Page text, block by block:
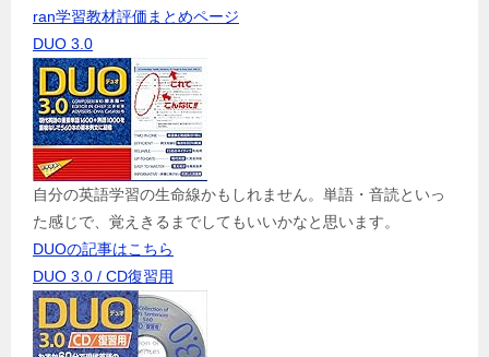
ran学習教材評価まとめページ
DUO 3.0
自分の英語学習の生命線かもしれません。単語・音読といっ
た感じで、覚えきるまでしてもいいかなと思います。
DUOの記事はこちら
DUO 3.0 / CD復習用